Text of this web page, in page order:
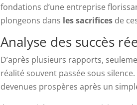
fondations d’une entreprise
plongeons dans les sacrifices de
Analyse des succès
D’après plusieurs rapports,
réalité souvent passée sous
devenues prospères après un